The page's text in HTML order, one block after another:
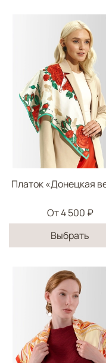
Платок «Донецкая
От4 500 ₽
Выбрать